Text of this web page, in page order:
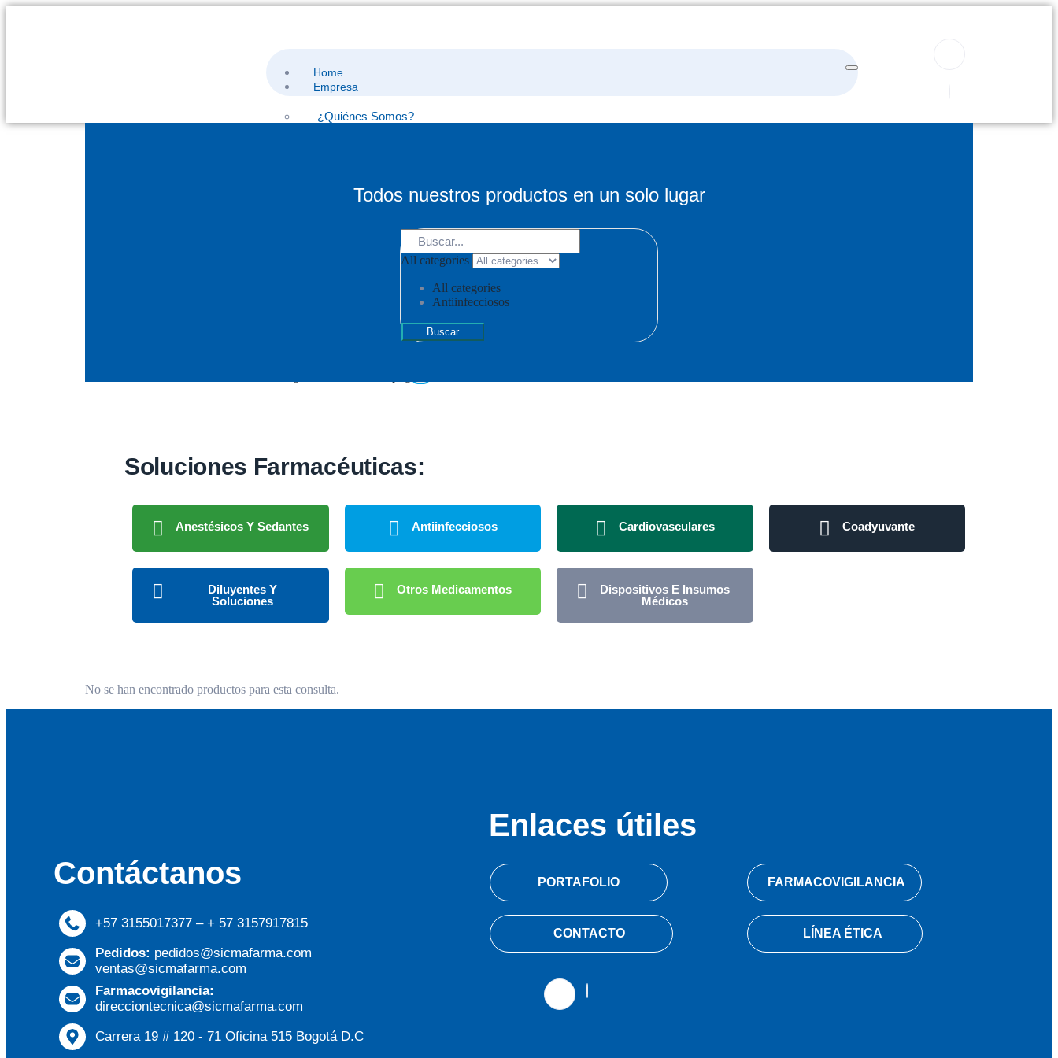
Home
Empresa
¿Quiénes Somos?
Política Tratamiento de Datos
Áreas Terapéuticas
Todos nuestros productos en un solo lugar
All categories
All categories
Antiinfecciosos
Buscar
Soluciones Farmacéuticas:
Anestésicos Y Sedantes Antiinfecciosos Cardiovasculares Coadyuvante
Diluyentes Y
Soluciones
Otros Medicamentos
Dispositivos E Insumos
Médicos
No se han encontrado productos para esta consulta.
Contáctanos
+57 3155017377 – + 57 3157917815
Pedidos: pedidos@sicmafarma.com
ventas@sicmafarma.com
Farmacovigilancia:
direcciontecnica@sicmafarma.com
Carrera 19 # 120 - 71 Oficina 515 Bogotá D.C
Enlaces útiles
PORTAFOLIO FARMACOVIGILANCIA
CONTACTO LÍNEA ÉTICA